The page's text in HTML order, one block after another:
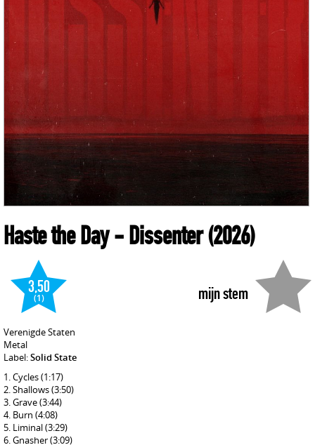
Haste the Day- Dissenter(2026)
mijn stem
3,50
(1)
Verenigde Staten
Metal
Label:Solid State
Cycles(1:17)
Shallows(3:50)
Grave(3:44)
Burn (4:08)
Liminal(3:29)
Gnasher(3:09)